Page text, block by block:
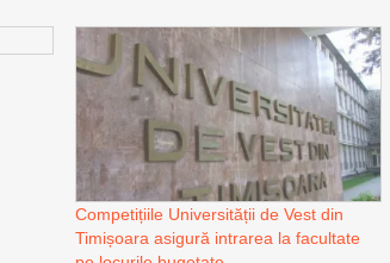
Competițiile Universității de Vest din
Timișoara asigură intrarea la facultate